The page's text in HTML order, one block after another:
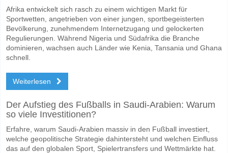
Afrika entwickelt sich rasch zu einem wichtigen Markt für
Sportwetten, angetrieben von einer jungen, sportbegeisterten
Bevölkerung, zunehmendem Internetzugang und gelockerten
Regulierungen. Während Nigeria und Südafrika die Branche
dominieren, wachsen auch Länder wie Kenia, Tansania und Ghana
schnell.
Weiterlesen
Der Aufstieg des Fußballs in Saudi-Arabien: Warum
so viele Investitionen?
Erfahre, warum Saudi-Arabien massiv in den Fußball investiert,
welche geopolitische Strategie dahintersteht und welchen Einfluss
das auf den globalen Sport, Spielertransfers und Wettmärkte hat.